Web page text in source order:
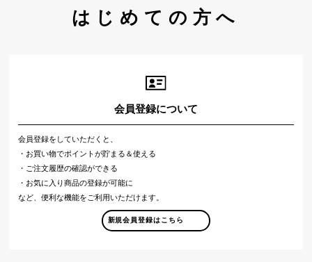
はじめての方へ
会員登録について
会員登録をしていただくと、
・お買い物でポイントが貯まる＆使える
・ご注文履歴の確認ができる
・お気に入り商品の登録が可能に
など、便利な機能をご利用いただけます。
新規会員登録はこちら